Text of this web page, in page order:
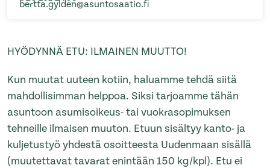
bertta.gylden@asuntosaatio.fi
HYÖDYNNÄ ETU: ILMAINEN MUUTTO!
Kun muutat uuteen kotiin, haluamme tehdä siitä
mahdollisimman helppoa. Siksi tarjoamme tähän
asuntoon asumisoikeus- tai vuokrasopimuksen
tehneille ilmaisen muuton. Etuun sisältyy kanto- ja
kuljetustyö yhdestä osoitteesta Uudenmaan sisällä
(muutettavat tavarat enintään 150 kg/kpl). Etu ei